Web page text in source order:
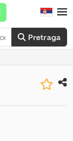
Pretraga